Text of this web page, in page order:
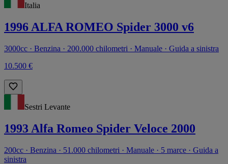
Italia
1996 ALFA ROMEO Spider 3000 v6
3000cc · Benzina · 200.000 chilometri · Manuale · Guida a sinistra
10.500 €
Sestri Levante
1993 Alfa Romeo Spider Veloce 2000
200cc · Benzina · 51.000 chilometri · Manuale · 5 marce · Guida a
sinistra